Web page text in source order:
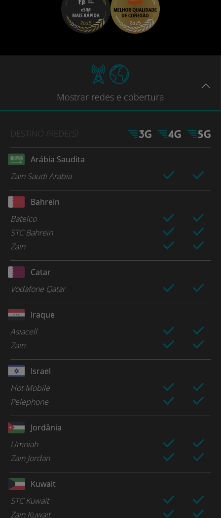
Mostrar redes e cobertura
DESTINO /REDE(S)
Arábia Saudita
Zain Saudi Arabia
Bahrein
Batelco
STC Bahreïn
Zain
Catar
Vodafone Qatar
Iraque
Asiacell
Zain
Israel
Hot Mobile
Pelephone
Jordânia
Umniah
Zain Jordan
Kuwait
STC Kuwait
Zain Kuwait